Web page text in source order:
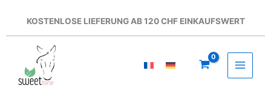
springen
KOSTENLOSE LIEFERUNG AB 120 CHF EINKAUFSWERT